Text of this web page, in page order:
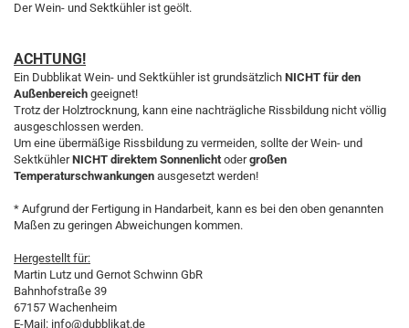
Der Wein- und Sektkühler ist geölt.
ACHTUNG!
Ein Dubblikat Wein- und Sektkühler ist grundsätzlich NICHT für den
Außenbereich geeignet!
Trotz der Holztrocknung, kann eine nachträgliche Rissbildung nicht völlig
ausgeschlossen werden.
Um eine übermäßige Rissbildung zu vermeiden, sollte der Wein- und
SektkühlerNICHT direktem Sonnenlichtodergroßen
Temperaturschwankungen ausgesetzt werden!
* Aufgrund der Fertigung in Handarbeit, kann es bei den oben genannten
Maßen zu geringen Abweichungen kommen.
Hergestellt für:
Martin Lutz und Gernot Schwinn GbR
Bahnhofstraße 39
67157 Wachenheim
E-Mail: info@dubblikat.de